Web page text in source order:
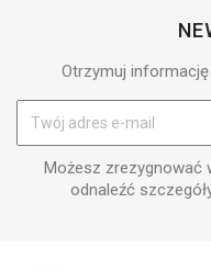
Otrzymuj
Możesz zrezygnować
odnaleźć